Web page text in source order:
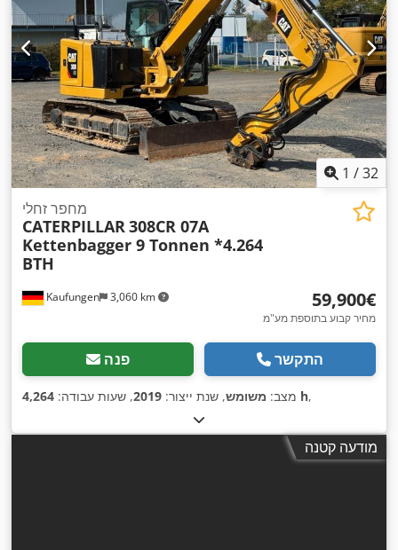
1 /32
Kaufungen 3,060 km
מחפר זחלי
CATERPILLAR308CR 07A
Kettenbagger 9 Tonnen *4.264
BTH
‏59,900 ‏€
מחיר קבוע בתוספת מע"מ
פנה התקשר
מצב: משומש, שנת ייצור: 2019, שעות עבודה: 4,264 h,
מודעה קטנה